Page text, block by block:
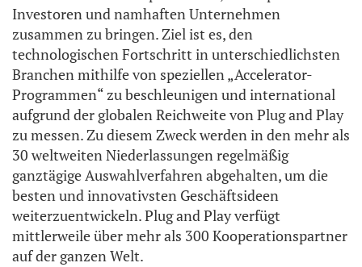
Investoren und namhaften Unternehmen
zusammen zu bringen. Ziel ist es, den
technologischen Fortschritt in unterschiedlichsten
Branchen mithilfe von speziellen „Accelerator-
Programmen“ zu beschleunigen und international
aufgrund der globalen Reichweite von Plug and Play
zu messen. Zu diesem Zweck werden in den mehr als
30 weltweiten Niederlassungen regelmäßig
ganztägige Auswahlverfahren abgehalten, um die
besten und innovativsten Geschäftsideen
weiterzuentwickeln. Plug and Play verfügt
mittlerweile über mehr als 300 Kooperationspartner
auf der ganzen Welt.